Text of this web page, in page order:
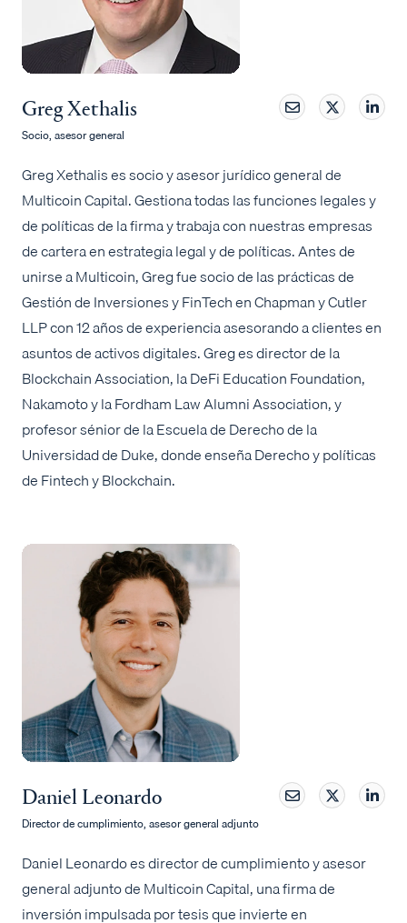
Greg Xethalis
Socio, asesor general
Greg Xethalis es socio y asesor jurídico general de
Multicoin Capital. Gestiona todas las funciones legales y
de políticas de la firma y trabaja con nuestras empresas
de cartera en estrategia legal y de políticas. Antes de
unirse a Multicoin, Greg fue socio de las prácticas de
Gestión de Inversiones y FinTech en Chapman y Cutler
LLP con 12 años de experiencia asesorando a clientes en
asuntos de activos digitales. Greg es director de la
Blockchain Association, la DeFi Education Foundation,
Nakamoto y la Fordham Law Alumni Association, y
profesor sénior de la Escuela de Derecho de la
Universidad de Duke, donde enseña Derecho y políticas
de Fintech y Blockchain.
Daniel Leonardo
Director de cumplimiento, asesor general adjunto
Daniel Leonardo es director de cumplimiento y asesor
general adjunto de Multicoin Capital, una firma de
inversión impulsada por tesis que invierte en